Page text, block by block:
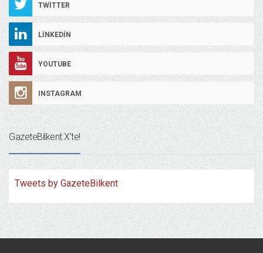
TWITTER
LINKEDIN
YOUTUBE
INSTAGRAM
GazeteBilkent X’te!
Tweets by GazeteBilkent